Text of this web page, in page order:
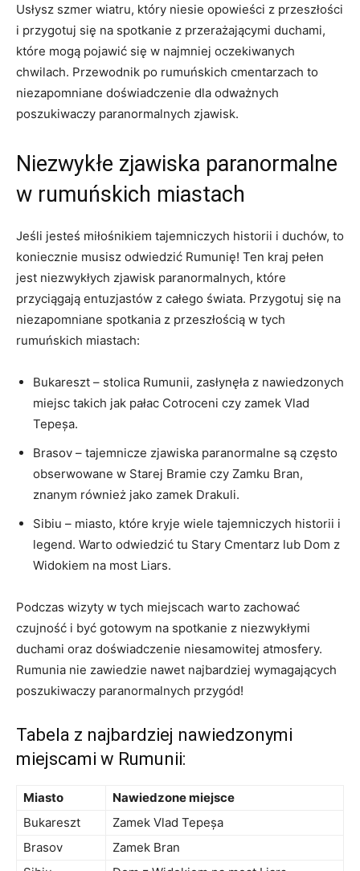
Usłysz szmer wiatru, który niesie⁢ opowieści z przeszłości
i przygotuj ⁤się na spotkanie z⁤ przerażającymi duchami,
które mogą ​pojawić się w najmniej oczekiwanych
chwilach. Przewodnik po ⁤rumuńskich cmentarzach ‌to
niezapomniane doświadczenie dla ⁢odważnych
poszukiwaczy paranormalnych zjawisk.
Niezwykłe zjawiska paranormalne
w rumuńskich miastach
Jeśli jesteś miłośnikiem tajemniczych historii i duchów, to‌
koniecznie musisz odwiedzić Rumunię! Ten‌ kraj pełen
jest niezwykłych⁢ zjawisk paranormalnych, które
przyciągają entuzjastów z całego świata. Przygotuj się na
niezapomniane spotkania z ​przeszłością w tych
rumuńskich miastach:
Bukareszt⁣ – stolica ⁢Rumunii, zasłynęła z nawiedzonych
miejsc takich⁤ jak pałac Cotroceni czy‌ zamek Vlad
Tepeșa.
Brasov – tajemnicze zjawiska paranormalne są często
obserwowane w Starej Bramie czy Zamku Bran,
znanym⁢ również⁤ jako zamek Drakuli.
Sibiu – miasto, które kryje wiele tajemniczych ​historii i
legend. Warto odwiedzić tu Stary Cmentarz lub Dom z
Widokiem⁣ na most Liars.
Podczas wizyty w tych miejscach warto zachować
czujność ‍i ​być gotowym na spotkanie z ‍niezwykłymi
duchami oraz doświadczenie niesamowitej atmosfery.
Rumunia nie zawiedzie nawet najbardziej wymagających
poszukiwaczy paranormalnych ⁣przygód!
Tabela z⁢ najbardziej nawiedzonymi
miejscami w Rumunii:
Miasto
Nawiedzone miejsce
Bukareszt
Zamek Vlad Tepeșa
Brasov
Zamek Bran